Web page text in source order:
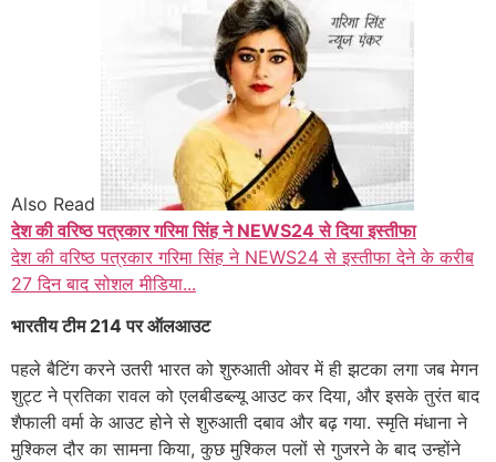
Also Read
देश की वरिष्ठ पत्रकार गरिमा सिंह ने NEWS24 से दिया इस्तीफा
देश की वरिष्ठ पत्रकार गरिमा सिंह ने NEWS24 से इस्तीफा देने के करीब
27 दिन बाद सोशल मीडिया...
भारतीय टीम 214 पर ऑलआउट
पहले बैटिंग करने उतरी भारत को शुरुआती ओवर में ही झटका लगा जब मेगन
शुट्ट ने प्रतिका रावल को एलबीडब्ल्यू आउट कर दिया, और इसके तुरंत बाद
शैफाली वर्मा के आउट होने से शुरुआती दबाव और बढ़ गया. स्मृति मंधाना ने
मुश्किल दौर का सामना किया, कुछ मुश्किल पलों से गुजरने के बाद उन्होंने